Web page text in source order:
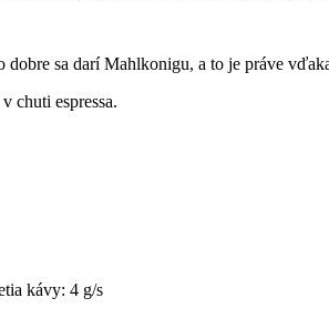
dobre sa darí Mahlkonigu, a to je práve
chuti espressa.
kávy: 4 g/s